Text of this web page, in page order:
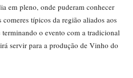
em pleno, onde puderam conhecer
comeres típicos da região aliados aos
o evento com a tradicional
servir para a produção de Vinho do